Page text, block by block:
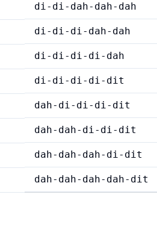
di-di-dah-dah-dah
di-di-di-dah-dah
di-di-di-di-dah
di-di-di-di-dit
dah-di-di-di-dit
dah-dah-di-di-dit
dah-dah-dah-di-dit
dah-dah-dah-dah-dit